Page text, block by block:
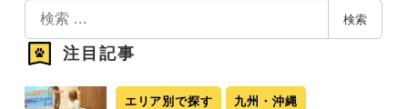
索
検索
注目記事
エリア別で探す 九州・沖縄